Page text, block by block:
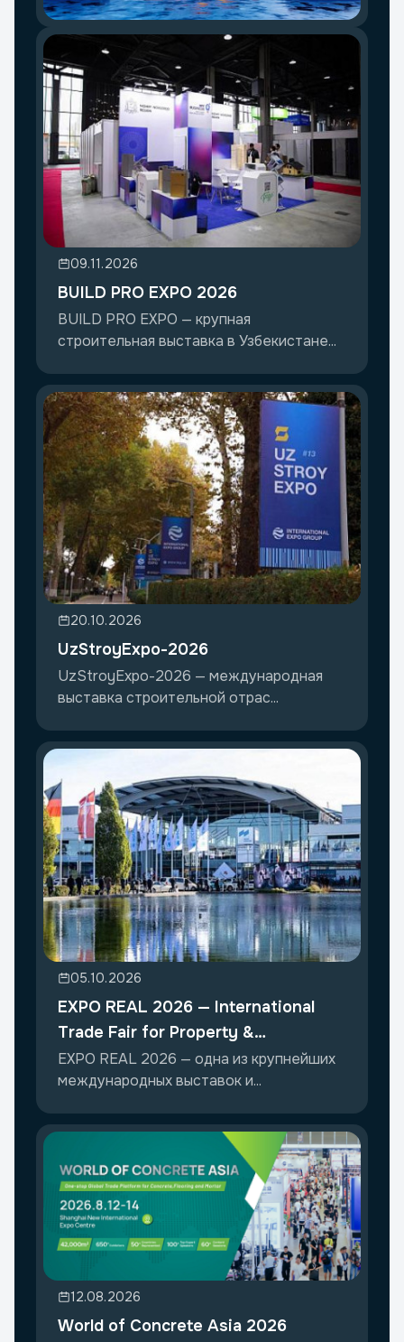
09.11.2026
BUILD PRO EXPO 2026
BUILD PRO EXPO — крупная
строительная выставка в Узбекистане...
20.10.2026
UzStroyExpo-2026
UzStroyExpo-2026 — международная
выставка строительной отрас...
05.10.2026
EXPO REAL 2026 — International
Trade Fair for Property &
Investment
EXPO REAL 2026 — одна из крупнейших
международных выставок и...
12.08.2026
World of Concrete Asia 2026